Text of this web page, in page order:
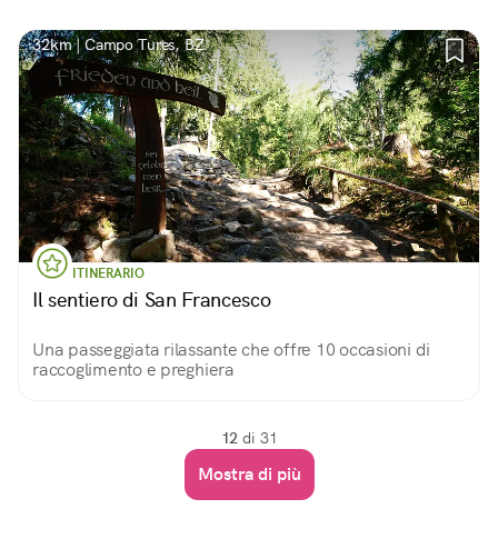
32km | Campo Tures, BZ
ITINERARIO
Il sentiero di San Francesco
Una passeggiata rilassante che offre 10 occasioni di
raccoglimento e preghiera
12 di 31
Mostra di più